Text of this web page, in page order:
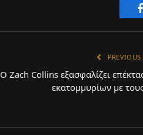
PREVIOUS
Ο Zach Collins εξασφαλίζει
εκατομμυρίων με